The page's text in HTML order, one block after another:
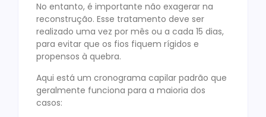
No entanto, é importante não exagerar na
reconstrução. Esse tratamento deve ser
realizado uma vez por mês ou a cada 15 dias,
para evitar que os fios fiquem rígidos e
propensos à quebra.
Aqui está um cronograma capilar padrão que
geralmente funciona para a maioria dos
casos: